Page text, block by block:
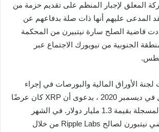
المعلق لإجبار المنظم على تقديم حزمة من
المدعى عليهم أنها ذات صلة بدفاعهم عن
قاضية الصلح سارة نيتبيرن من المحكمة
الجنوبية من نيويورك الاجتماع عبر
لجنة الأوراق المالية والبورصات في إجراء
قانوني كبير ضد ريبل في ديسمبر 2020 ، بدعوى أن XRP كان عرضًا
للأوراق المالية غير المسجلة بقيمة 1.3 مليار دولار. في الشهر
الماضي ، حكم القاضي نيتبورن لصالح Ripple Labs من خلال